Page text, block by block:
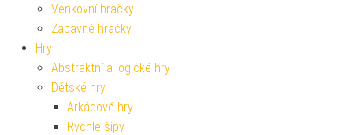
Venkovní hračky
Zábavné hračky
Hry
Abstraktní a logické hry
Dětské hry
Arkádové hry
Rychlé šípy